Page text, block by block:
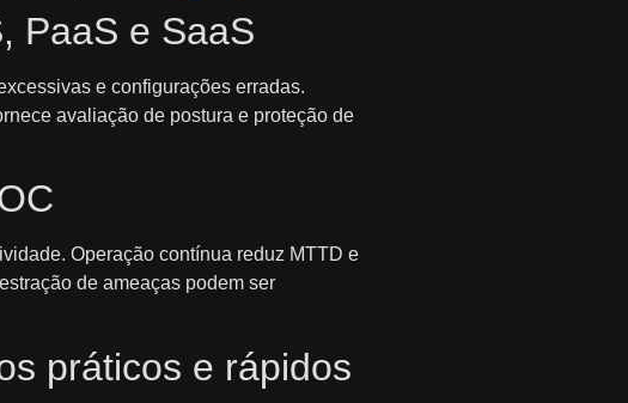
PaaS e SaaS
e configurações erradas.
avaliação de postura e proteção de
Operação contínua reduz MTTD e
de ameaças podem ser
práticos e rápidos